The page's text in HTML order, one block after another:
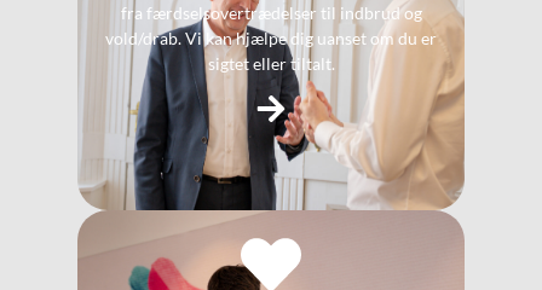
fra færdselsovertrædelser til indbrud og
vold/drab. Vi kan hjælpe dig uanset om du er
sigtet eller tiltalt.